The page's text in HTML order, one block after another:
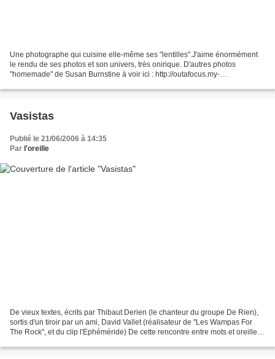
Une photographe qui cuisine elle-même ses "lentilles".J'aime énormément
le rendu de ses photos et son univers, très onirique. D'autres photos
"homemade" de Susan Burnstine à voir ici : http://outafocus.my-
Vasistas
Publié le 21/06/2006 à 14:35
Par l'oreille
De vieux textes, écrits par Thibaut Derien (le chanteur du groupe De Rien),
sortis d'un tiroir par un ami, David Vallet (réalisateur de "Les Wampas For
The Rock", et du clip l'Ephéméride) De cette rencontre entre mots et oreilles